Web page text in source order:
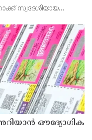
സ്വദേശിയായ
ഔദ്യോഗിക